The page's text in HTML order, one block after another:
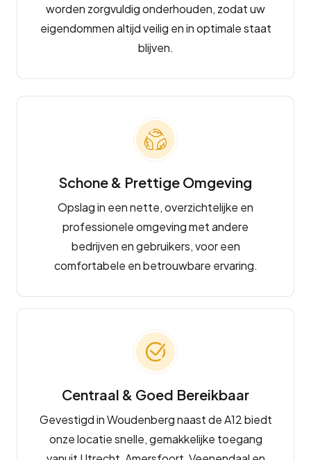
worden zorgvuldig onderhouden, zodat uw
eigendommen altijd veilig en in optimale staat
blijven.
Schone & Prettige Omgeving
Opslag in een nette, overzichtelijke en
professionele omgeving met andere
bedrijven en gebruikers, voor een
comfortabele en betrouwbare ervaring.
Centraal & Goed Bereikbaar
Gevestigd in Woudenberg naast de A12 biedt
onze locatie snelle, gemakkelijke toegang